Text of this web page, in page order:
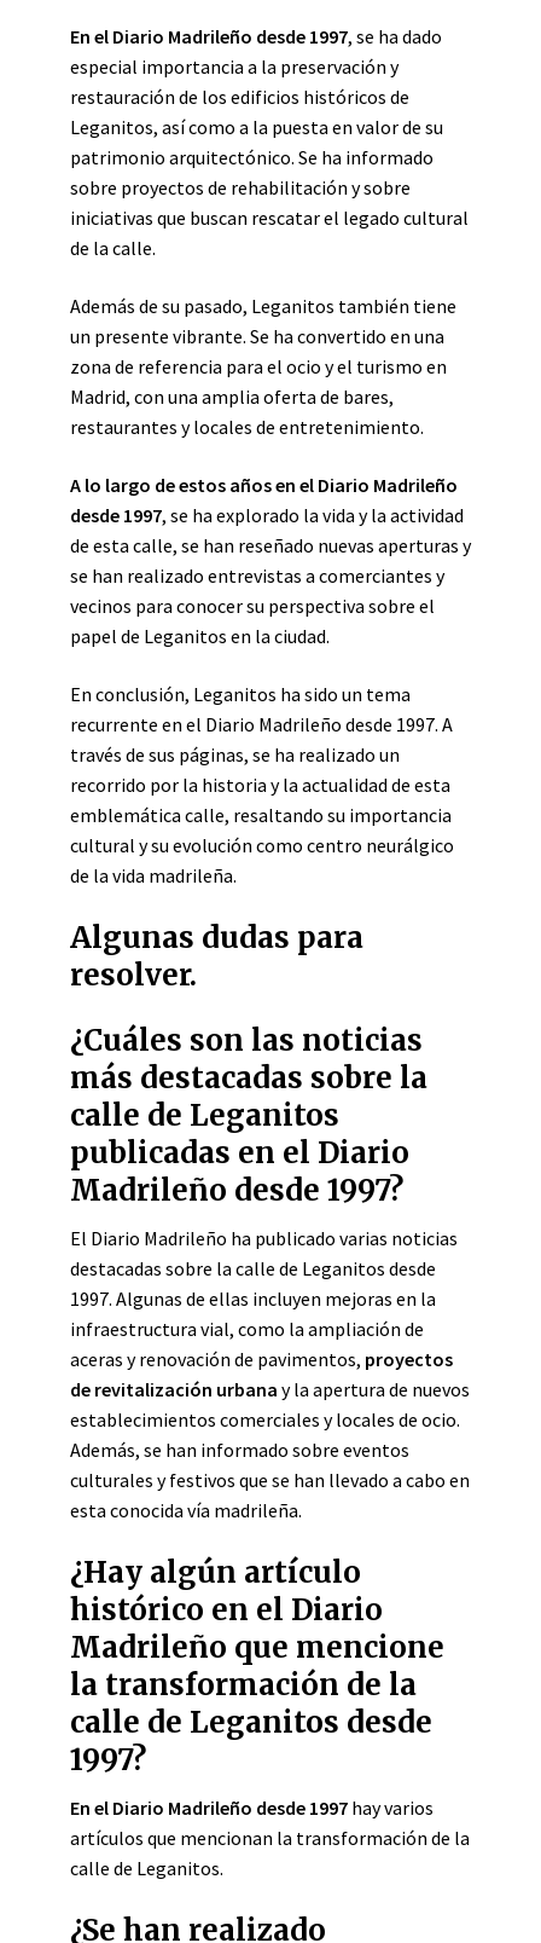
En el Diario Madrileño desde 1997, se ha dado
especial importancia a la preservación y
restauración de los edificios históricos de
Leganitos, así como a la puesta en valor de su
patrimonio arquitectónico. Se ha informado
sobre proyectos de rehabilitación y sobre
iniciativas que buscan rescatar el legado cultural
de la calle.
Además de su pasado, Leganitos también tiene
un presente vibrante. Se ha convertido en una
zona de referencia para el ocio y el turismo en
Madrid, con una amplia oferta de bares,
restaurantes y locales de entretenimiento.
A lo largo de estos años en el Diario Madrileño
desde 1997, se ha explorado la vida y la actividad
de esta calle, se han reseñado nuevas aperturas y
se han realizado entrevistas a comerciantes y
vecinos para conocer su perspectiva sobre el
papel de Leganitos en la ciudad.
En conclusión, Leganitos ha sido un tema
recurrente en el Diario Madrileño desde 1997. A
través de sus páginas, se ha realizado un
recorrido por la historia y la actualidad de esta
emblemática calle, resaltando su importancia
cultural y su evolución como centro neurálgico
de la vida madrileña.
Algunas dudas para
resolver.
¿Cuáles son las noticias
más destacadas sobre la
calle de Leganitos
publicadas en el Diario
Madrileño desde 1997?
El Diario Madrileño ha publicado varias noticias
destacadas sobre la calle de Leganitos desde
1997. Algunas de ellas incluyen mejoras en la
infraestructura vial, como la ampliación de
aceras y renovación de pavimentos, proyectos
de revitalización urbana y la apertura de nuevos
establecimientos comerciales y locales de ocio.
Además, se han informado sobre eventos
culturales y festivos que se han llevado a cabo en
esta conocida vía madrileña.
¿Hay algún artículo
histórico en el Diario
Madrileño que mencione
la transformación de la
calle de Leganitos desde
1997?
En el Diario Madrileño desde 1997 hay varios
artículos que mencionan la transformación de la
calle de Leganitos.
¿Se han realizado